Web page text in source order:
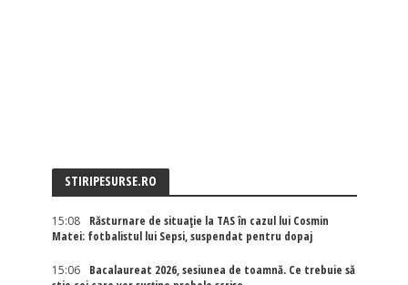
STIRIPESURSE.RO
15:08
Răsturnare de situație la TAS în cazul lui Cosmin
Matei: fotbalistul lui Sepsi, suspendat pentru dopaj
15:06
Bacalaureat 2026, sesiunea de toamnă. Ce trebuie să